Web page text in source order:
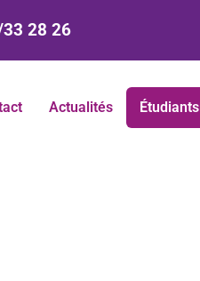
28 26
Actualités Étudiants